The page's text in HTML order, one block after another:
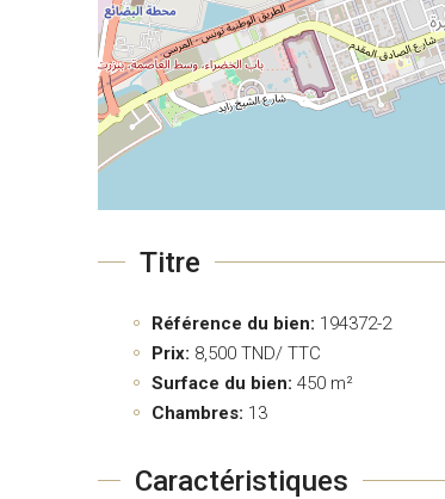
Titre
Référence du bien: 194372-2
Prix: 8,500 TND/ TTC
Surface du bien: 450 m²
Chambres: 13
Caractéristiques